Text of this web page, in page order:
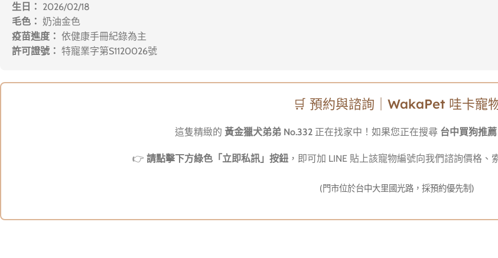
生日： 2026/02/18
毛色： 奶油金色
疫苗進度： 依健康手冊紀錄為主
許可證號： 特寵業字第S1120026號
🛒 預約與諮詢｜WakaPet 哇卡寵
這隻精緻的 黃金獵犬弟弟 No.332正在找家中！如果您正在搜尋 台中買狗推薦
👉 請點擊下方綠色「立即私訊」按鈕 ，即可加 LINE 貼上該寵物編號向我們諮詢價格、
(門市位於台中大里國光路，採預約優先制)